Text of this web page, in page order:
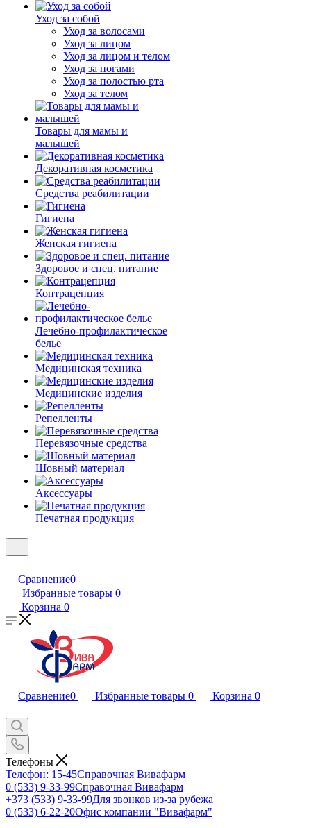
Уход за собой
Уход за волосами
Уход за лицом
Уход за лицом и телом
Уход за ногами
Уход за полостью рта
Уход за телом
Товары для мамы и
малышей
Декоративная косметика
Средства реабилитации
Гигиена
Женская гигиена
Здоровое и спец. питание
Контрацепция
Лечебно-профилактическое
белье
Медицинская техника
Медицинские изделия
Репелленты
Перевязочные средства
Шовный материал
Аксессуары
Печатная продукция
Сравнение0
Избранные товары 0
Корзина 0
Сравнение0 Избранные товары 0 Корзина 0
Телефоны
Телефон: 15-45Справочная Вивафарм
0 (533) 9-33-99Справочная Вивафарм
+373 (533) 9-33-99Для звонков из-за рубежа
0 (533) 6-22-20Офис компании "Вивафарм"